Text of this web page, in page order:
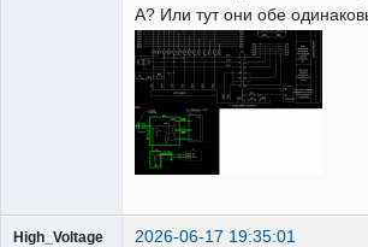
А? Или тут они обе
High_Voltage 2026-06-17 19:35:01